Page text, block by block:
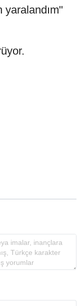
yaralandım"